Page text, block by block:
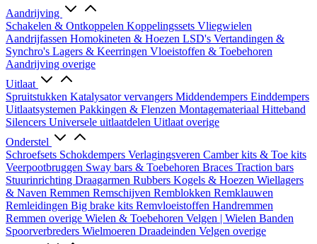
Aandrijving
Schakelen & Ontkoppelen Koppelingssets Vliegwielen
Aandrijfassen Homokineten & Hoezen LSD's Vertandingen &
Synchro's Lagers & Keerringen Vloeistoffen & Toebehoren
Aandrijving overige
Uitlaat
Spruitstukken Katalysator vervangers Middendempers Einddempers
Uitlaatsystemen Pakkingen & Flenzen Montagemateriaal Hitteband
Silencers Universele uitlaatdelen Uitlaat overige
Onderstel
Schroefsets Schokdempers Verlagingsveren Camber kits & Toe kits
Veerpootbruggen Sway bars & Toebehoren Braces Traction bars
Stuurinrichting Draagarmen Rubbers Kogels & Hoezen Wiellagers
& Naven Remmen Remschijven Remblokken Remklauwen
Remleidingen Big brake kits Remvloeistoffen Handremmen
Remmen overige Wielen & Toebehoren Velgen | Wielen Banden
Spoorverbreders Wielmoeren Draadeinden Velgen overige